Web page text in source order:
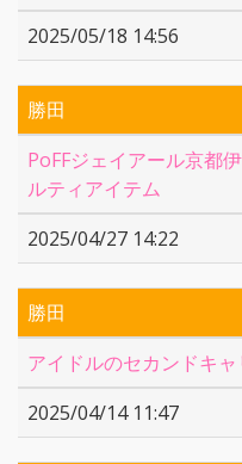
2025/05/18 14:56
勝田
PoFFジェイアール京都
ルティアイテム
2025/04/27 14:22
勝田
アイドルのセカンドキャ
2025/04/14 11:47